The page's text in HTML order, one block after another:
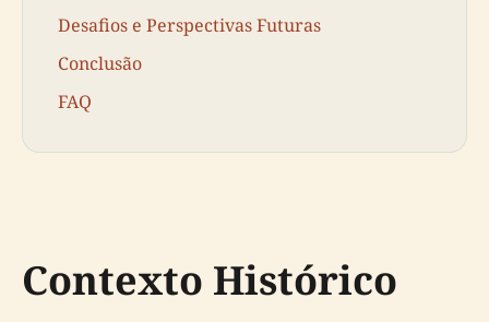
Desafios e Perspectivas Futuras
Conclusão
FAQ
Contexto Histórico